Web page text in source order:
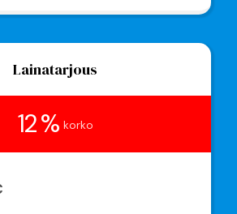
Lainatarjous
12 % korko